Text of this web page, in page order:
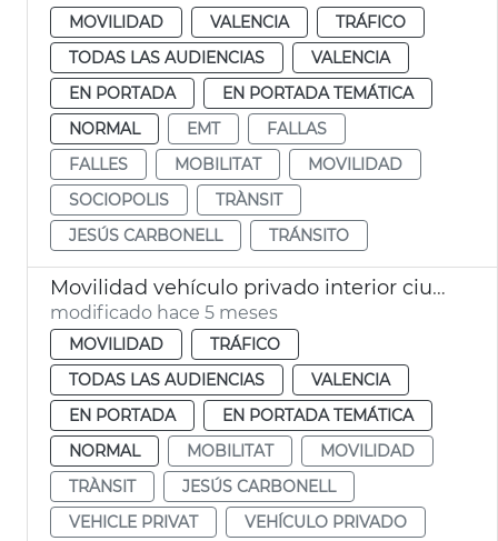
MOVILIDAD VALENCIA
TRÁFICO
TODAS LAS AUDIENCIAS
VALENCIA
EN PORTADA
EN PORTADA TEMÁTICA
NORMAL
EMT
FALLAS
FALLES
MOBILITAT
MOVILIDAD
SOCIOPOLIS
TRÀNSIT
JESÚS CARBONELL
TRÁNSITO
Movilidad vehículo privado interior ciudad València madriguera 4%
modificado hace 5 meses
MOVILIDAD
TRÁFICO
TODAS LAS AUDIENCIAS
VALENCIA
EN PORTADA
EN PORTADA TEMÁTICA
NORMAL
MOBILITAT
MOVILIDAD
TRÀNSIT
JESÚS CARBONELL
VEHICLE PRIVAT
VEHÍCULO PRIVADO